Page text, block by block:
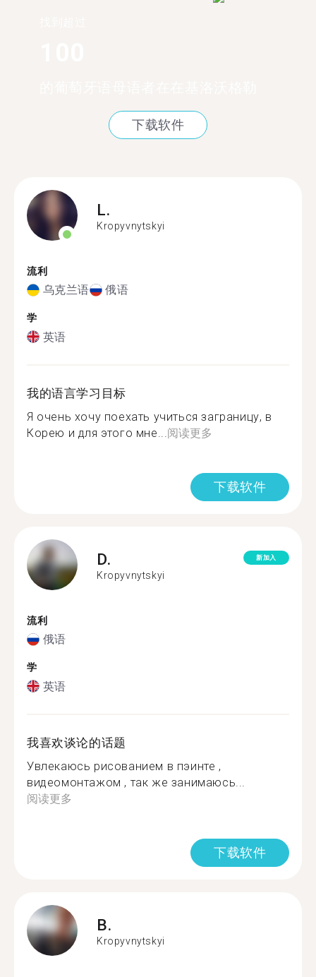
下载软件
L.
Kropyvnytskyi
流利
乌克兰语 俄语
学
英语
我的语言学习目标
Я очень хочу поехать учиться заграницу, в
Корею и для этого мне... 阅读更多
下载软件
D.
Kropyvnytskyi
新加入
流利
俄语
学
英语
我喜欢谈论的话题
Увлекаюсь рисованием в пэинте ,
видеомонтажом , так же занимаюсь...
阅读更多
下载软件
B.
Kropyvnytskyi